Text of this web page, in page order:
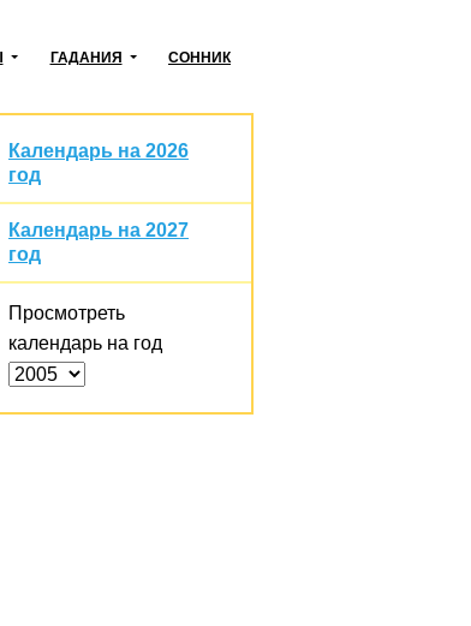
ГАДАНИЯ СОННИК
Календарь на 2026
год
Календарь на 2027
год
Просмотреть
календарь на год